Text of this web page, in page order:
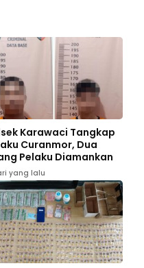
Karawaci Tangkap
Curanmor, Dua
Pelaku Diamankan
yang lalu